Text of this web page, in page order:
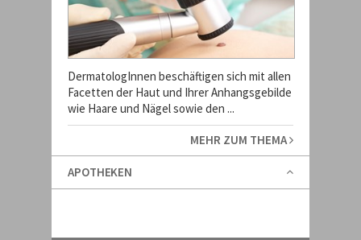
DermatologInnen beschäftigen sich mit allen
Facetten der Haut und Ihrer Anhangsgebilde
wie Haare und Nägel sowie den ...
MEHR ZUM THEMA
APOTHEKEN